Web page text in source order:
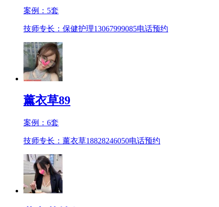
案例： 5套
技师专长：保健护理13067999085电话预约
薰衣草89
案例： 6套
技师专长：薰衣草18828246050电话预约